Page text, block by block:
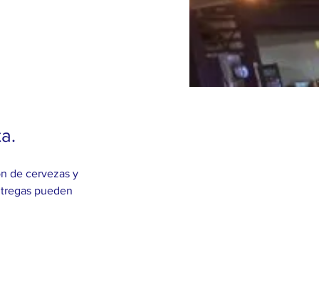
de cervezas y
pueden